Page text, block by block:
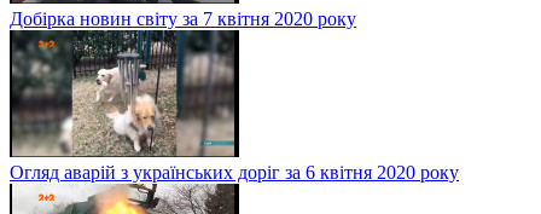
Добірка новин світу за 7 квітня 2020 року
Огляд аварій з українських доріг за 6 квітня 2020 року